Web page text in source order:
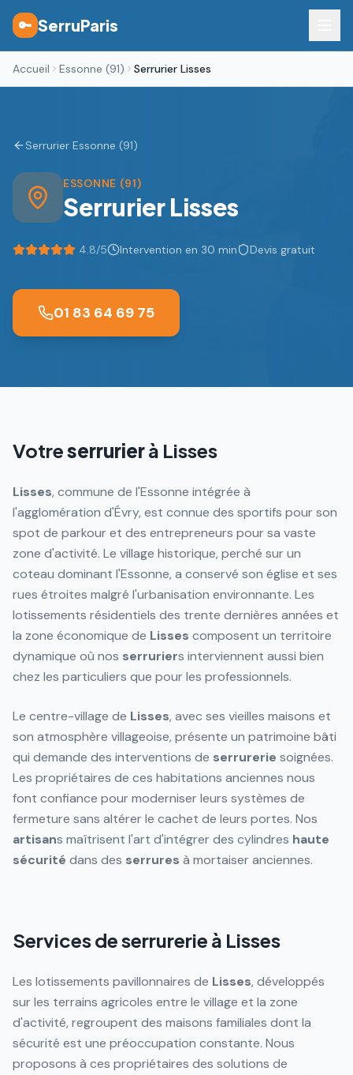
🔑 SerruParis
Accueil Essonne (91) Serrurier Lisses
Serrurier Essonne (91)
ESSONNE (91)
SerrurierLisses
4.8/5 Intervention en 30 min Devis gratuit
01 83 64 69 75
Votreserrurierà Lisses
Lisses, commune de l'Essonne intégrée à
l'agglomération d'Évry, est connue des sportifs pour son
spot de parkour et des entrepreneurs pour sa vaste
zone d'activité. Le village historique, perché sur un
coteau dominant l'Essonne, a conservé son église et ses
rues étroites malgré l'urbanisation environnante. Les
lotissements résidentiels des trente dernières années et
la zone économique de Lisses composent un territoire
dynamique où nos serruriers interviennent aussi bien
chez les particuliers que pour les professionnels.
Le centre-village de Lisses, avec ses vieilles maisons et
son atmosphère villageoise, présente un patrimoine bâti
qui demande des interventions de serrurerie soignées.
Les propriétaires de ces habitations anciennes nous
font confiance pour moderniser leurs systèmes de
fermeture sans altérer le cachet de leurs portes. Nos
artisans maîtrisent l'art d'intégrer des cylindres haute
sécurité dans des serrures à mortaiser anciennes.
Services de serrurerie à Lisses
Les lotissements pavillonnaires de Lisses, développés
sur les terrains agricoles entre le village et la zone
d'activité, regroupent des maisons familiales dont la
sécurité est une préoccupation constante. Nous
proposons à ces propriétaires des solutions de